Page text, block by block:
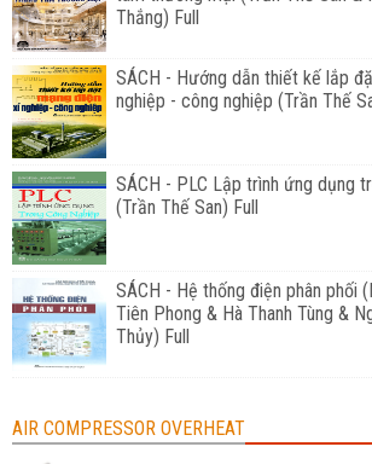
Thắng) Full
SÁCH - Hướng dẫn thiết kế lắp
nghiệp - công nghiệp (Trần Thế
SÁCH - PLC Lập trình ứng dụng
(Trần Thế San) Full
SÁCH - Hệ thống điện phân phối
Tiên Phong & Hà Thanh Tùng &
Thủy) Full
AIR COMPRESSOR OVERHEAT